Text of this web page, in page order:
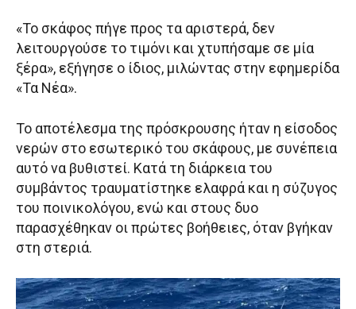
«Το σκάφος πήγε προς τα αριστερά, δεν
λειτουργούσε το τιμόνι και χτυπήσαμε σε μία
ξέρα», εξήγησε ο ίδιος, μιλώντας στην εφημερίδα
«Τα Νέα».
Το αποτέλεσμα της πρόσκρουσης ήταν η είσοδος
νερών στο εσωτερικό του σκάφους, με συνέπεια
αυτό να βυθιστεί. Κατά τη διάρκεια του
συμβάντος τραυματίστηκε ελαφρά και η σύζυγος
του ποινικολόγου, ενώ και στους δυο
παρασχέθηκαν οι πρώτες βοήθειες, όταν βγήκαν
στη στεριά.